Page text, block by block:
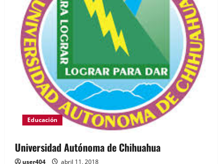
Educación
Universidad Autónoma de Chihuahua
user404 abril 11, 2018